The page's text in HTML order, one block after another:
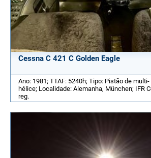
Cessna C 421 C Golden Eagle
Ano: 1981; TTAF: 5240h; Tipo: Pistão de multi-
hélice; Localidade: Alemanha, München; IFR
reg.